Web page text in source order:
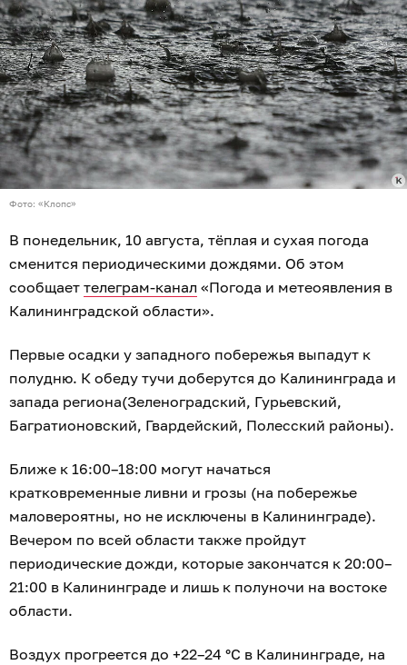
Фото: «Клопс»
В понедельник, 10 августа, тёплая и сухая погода
сменится периодическими дождями. Об этом
сообщает телеграм-канал «Погода и метеоявления в
Калининградской области».
Первые осадки у западного побережья выпадут к
полудню. К обеду тучи доберутся до Калининграда и
запада региона(Зеленоградский, Гурьевский,
Багратионовский, Гвардейский, Полесский районы).
Ближе к 16:00–18:00 могут начаться
кратковременные ливни и грозы (на побережье
маловероятны, но не исключены в Калининграде).
Вечером по всей области также пройдут
периодические дожди, которые закончатся к 20:00–
21:00 в Калининграде и лишь к полуночи на востоке
области.
Воздух прогреется до +22–24 °С в Калининграде, на